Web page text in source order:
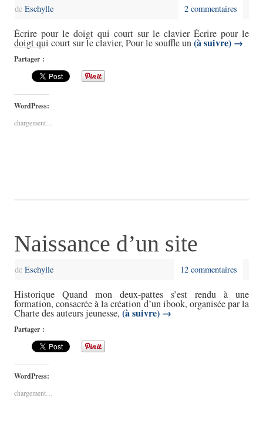
deEschylle 2 commentaires
Écrire pour le doigt qui court sur le clavier Écrire pour le
doigt qui court sur le clavier, Pour le souffle un(à suivre) →
Partager :
WordPress:
chargement…
Naissance d’un site
deEschylle 12 commentaires
Historique Quand mon deux-pattes s’est rendu à une
formation, consacrée à la création d’un ibook, organisée par la
Charte des auteurs jeunesse,(à suivre) →
Partager :
WordPress:
chargement…